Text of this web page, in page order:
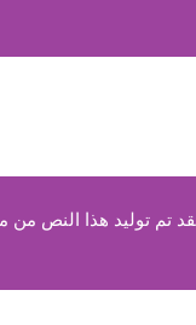
توليد هذا النص من